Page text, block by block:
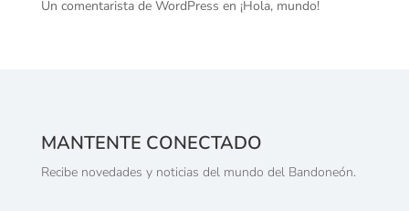
Un comentarista de WordPress en ¡Hola, mundo!
MANTENTE CONECTADO
Recibe novedades y noticias del mundo del Bandoneón.